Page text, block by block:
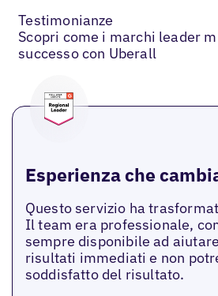
Testimonianze
Scopri come i marchi leader
successo con Uberall
Esperienza che
Questo servizio ha
Il team era professionale,
sempre disponibile ad
risultati immediati e non
soddisfatto del risultato.